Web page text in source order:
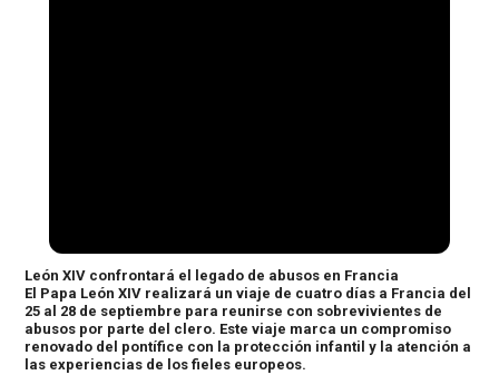
León XIV confrontará el legado de abusos en Francia
El Papa León XIV realizará un viaje de cuatro días a Francia del
25 al 28 de septiembre para reunirse con sobrevivientes de
abusos por parte del clero. Este viaje marca un compromiso
renovado del pontífice con la protección infantil y la atención a
las experiencias de los fieles europeos.